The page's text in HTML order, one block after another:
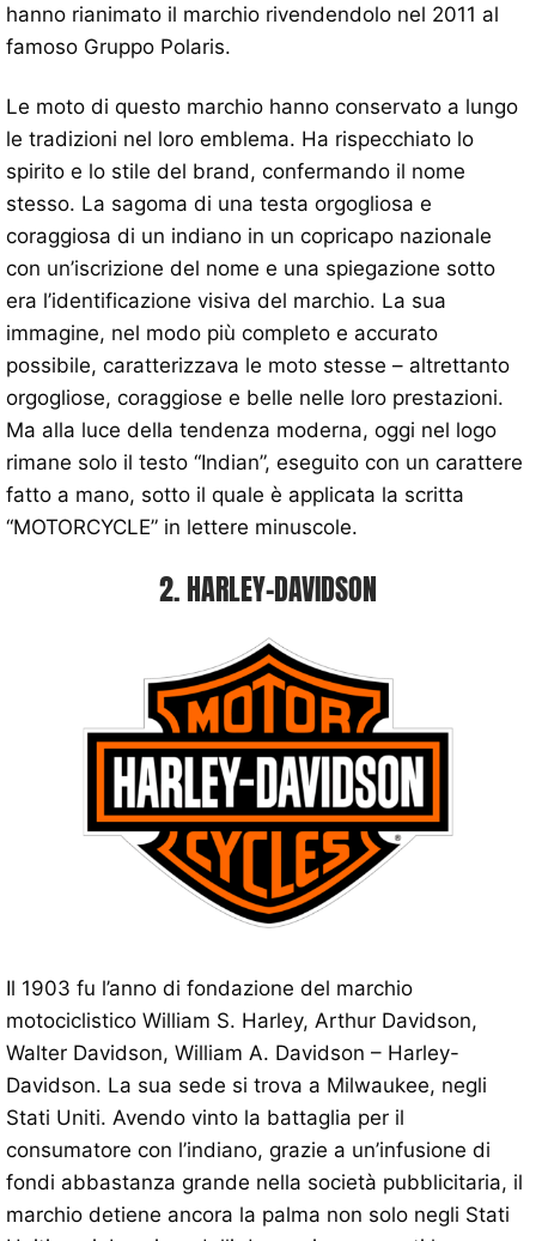
hanno rianimato il marchio rivendendolo nel 2011 al
famoso Gruppo Polaris.
Le moto di questo marchio hanno conservato a lungo
le tradizioni nel loro emblema. Ha rispecchiato lo
spirito e lo stile del brand, confermando il nome
stesso. La sagoma di una testa orgogliosa e
coraggiosa di un indiano in un copricapo nazionale
con un’iscrizione del nome e una spiegazione sotto
era l’identificazione visiva del marchio. La sua
immagine, nel modo più completo e accurato
possibile, caratterizzava le moto stesse – altrettanto
orgogliose, coraggiose e belle nelle loro prestazioni.
Ma alla luce della tendenza moderna, oggi nel logo
rimane solo il testo “Indian”, eseguito con un carattere
fatto a mano, sotto il quale è applicata la scritta
“MOTORCYCLE” in lettere minuscole.
2. HARLEY-DAVIDSON
Il 1903 fu l’anno di fondazione del marchio
motociclistico William S. Harley, Arthur Davidson,
Walter Davidson, William A. Davidson – Harley-
Davidson. La sua sede si trova a Milwaukee, negli
Stati Uniti. Avendo vinto la battaglia per il
consumatore con l’indiano, grazie a un’infusione di
fondi abbastanza grande nella società pubblicitaria, il
marchio detiene ancora la palma non solo negli Stati